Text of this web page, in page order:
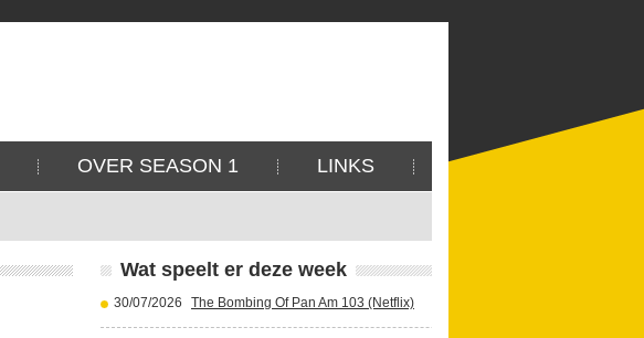
OVER SEASON 1 LINKS
Wat speelt er deze week
30/07/2026 The Bombing Of Pan Am 103 (Netflix)